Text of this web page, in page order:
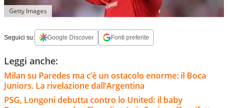
Getty Images
Seguici su: Google Discover Fonti preferite
Leggi anche:
Milan su Paredes ma c’è un ostacolo enorme: il Boca
Juniors. La rivelazione dall’Argentina
PSG, Longoni debutta contro lo United: il baby